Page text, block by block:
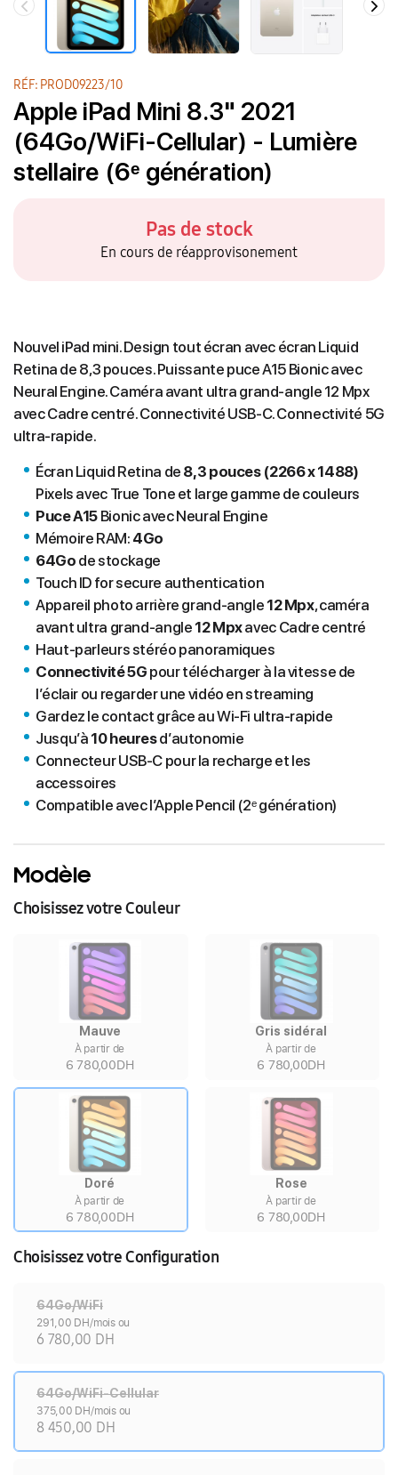
RÉF: PROD09223/10
Apple iPad Mini 8.3" 2021
(64Go/WiFi-Cellular) - Lumière
stellaire (6ᵉ génération)
Pas de stock
En cours de réapprovisonement
Nouvel iPad mini. Design tout écran avec écran Liquid
Retina de 8,3 pouces. Puissante puce A15 Bionic avec
Neural Engine. Caméra avant ultra grand-angle 12 Mpx
avec Cadre centré. Connectivité USB-C. Connectivité 5G
ultra-rapide.
Écran Liquid Retina de 8,3 pouces (2266 x 1488)
Pixels avec True Tone et large gamme de couleurs
Puce A15 Bionic avec Neural Engine
Mémoire RAM: 4Go
64Go de stockage
Touch ID for secure authentication
Appareil photo arrière grand‑angle 12 Mpx, caméra
avant ultra grand-angle 12 Mpxavec Cadre centré
Haut‑parleurs stéréo panoramiques
Connectivité 5G pour télécharger à la vitesse de
l’éclair ou regarder une vidéo en streaming
Gardez le contact grâce au Wi-Fi ultra‑rapide
Jusqu’à 10 heuresd’autonomie
Connecteur USB-C pour la recharge et les
accessoires
Compatible avec l’Apple Pencil (2ᵉ génération)
Modèle
Choisissez votre Couleur
Mauve
À partir de
6 780,00DH
Gris sidéral
À partir de
6 780,00DH
Doré
À partir de
6 780,00DH
Rose
À partir de
6 780,00DH
Choisissez votre Configuration
64Go/WiFi
291,00 DH/mois ou
6 780,00 DH
64Go/WiFi-Cellular
375,00 DH/mois ou
8 450,00 DH